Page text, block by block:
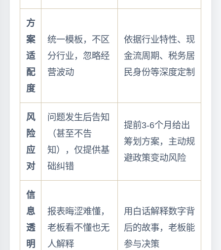
方
案
适
配
度
统一模板，不区
分行业，忽略经
营波动
依据行业特性、现
金流周期、税务居
民身份等深度定制
风
险
应
对
问题发生后告知
（甚至不告
知），仅提供基
础纠错
提前3-6个月给出
筹划方案，主动规
避政策变动风险
信
息
透
明
报表晦涩难懂，
老板看不懂也无
人解释
用白话解释数字背
后的故事，老板能
参与决策